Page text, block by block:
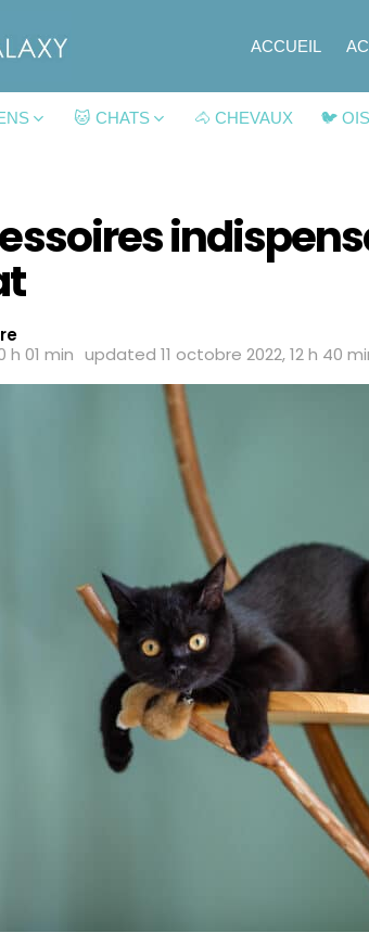
ACCUEIL
🐱 CHATS 🐴 CHEVAUX 🐦
h 01 min updated 11 octobre 2022, 12 h 40